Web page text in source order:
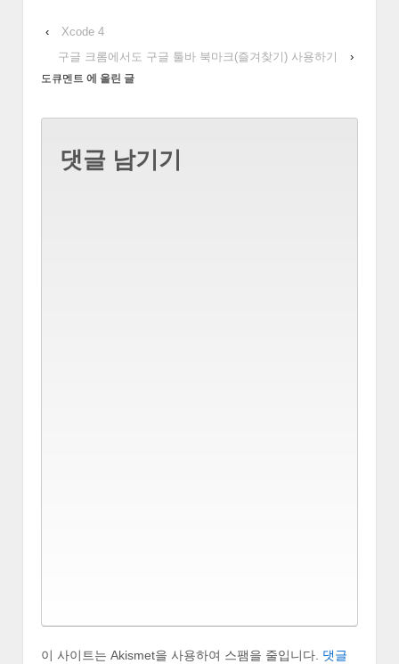
‹
Xcode 4
구글 크롬에서도 구글 툴바 북마크(즐겨찾기) 사용하기
›
도큐멘트 에 올린 글
댓글 남기기
이 사이트는 Akismet을 사용하여 스팸을 줄입니다. 댓글